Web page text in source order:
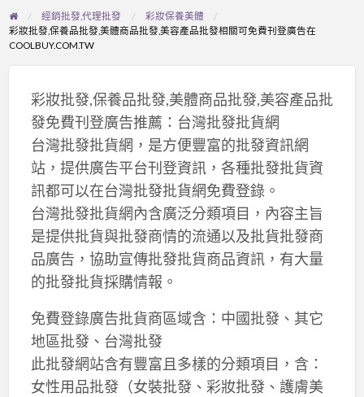
經銷批發,代理批發
彩妝保養美體
彩妝批發,保養品批發,美體商品批發,美容產品批發相關可免費刊登廣告在
COOLBUY.COM.TW
彩妝批發,保養品批發,美體商品批發,美容產品批
發免費刊登廣告推薦：台灣批發批貨網
台灣批發批貨網，是方便豐富的批發資訊網
站，提供廣告平台刊登資訊，各種批發批貨資
訊都可以在台灣批發批貨網免費登錄。
台灣批發批貨網內含廣泛分類項目，內容主旨
是提供批貨與批發商情的流通以及批貨批發商
品廣告，協助宣傳批發批貨商品資訊，有大量
的批發批貨採購情報。
免費登錄廣告批貨商區域含：中國批發、其它
地區批發、台灣批發
此批發網站含有豐富且多樣的分類項目，含：
女性用品批發（女裝批發、彩妝批發、護膚美